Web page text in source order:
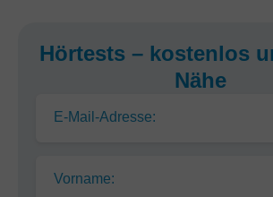
Hörtests – kostenlos
Nähe
E-Mail-Adresse:
Vorname: